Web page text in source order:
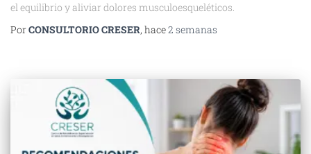
el equilibrio y aliviar dolores musculoesqueléticos.
PorCONSULTORIO CRESER, hace2 semanas